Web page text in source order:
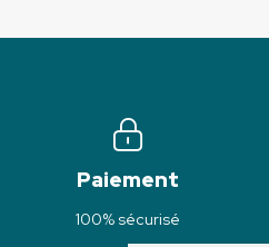
Paiement
100% sécurisé